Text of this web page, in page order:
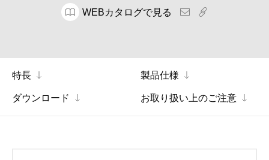
WEBカタログで見る
特長 製品仕様
ダウンロード お取り扱い上のご注意